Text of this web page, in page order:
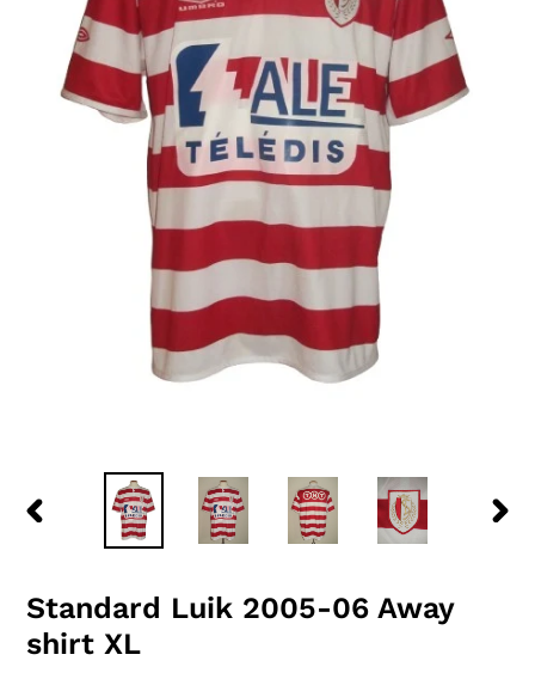
Standard Luik 2005-06 Away
shirt XL